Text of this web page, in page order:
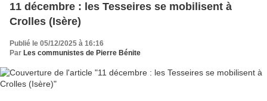
11 décembre : les Tesseires se mobilisent à
Crolles (Isère)
Publié le 05/12/2025 à 16:16
Par Les communistes de Pierre Bénite